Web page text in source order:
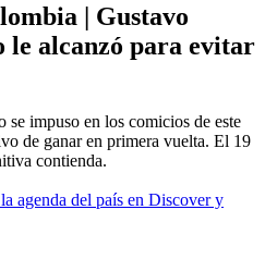
| Gustavo
le alcanzó para evitar
impuso en los comicios de este
de ganar en primera vuelta. El 19
contienda.
agenda del país en Discover y